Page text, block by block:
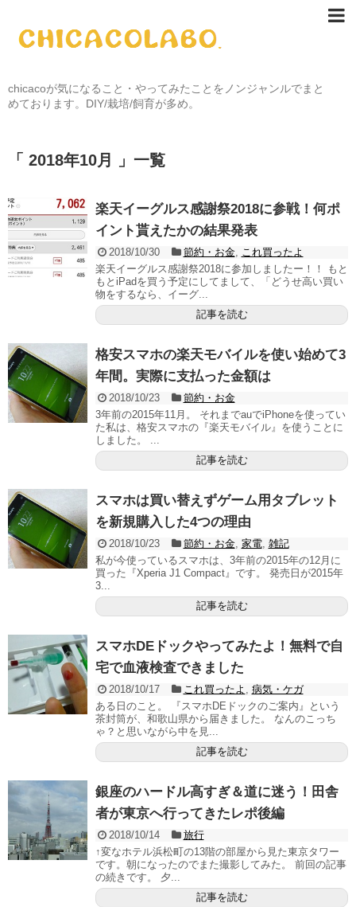
chicacoが気になること・やってみたことをノンジャンルでまと
めております。DIY/栽培/飼育が多め。
「 2018年10月 」一覧
楽天イーグルス感謝祭2018に参戦！何ポ
イント貰えたかの結果発表
2018/10/30 節約・お金,
これ買ったよ
楽天イーグルス感謝祭2018に参加しましたー！！ もと
もとiPadを買う予定にしてまして、「どうせ高い買い
物をするなら、イーグ...
記事を読む
格安スマホの楽天モバイルを使い始めて3
年間。実際に支払った金額は
2018/10/23
節約・お金
3年前の2015年11月。 それまでauでiPhoneを使ってい
た私は、格安スマホの『楽天モバイル』を使うことに
しました。 ...
記事を読む
スマホは買い替えずゲーム用タブレット
を新規購入した4つの理由
2018/10/23 節約・お金, 家電, 雑記
私が今使っているスマホは、3年前の2015年の12月に
買った『Xperia J1 Compact』です。 発売日が2015年
3...
記事を読む
スマホDEドックやってみたよ！無料で自
宅で血液検査できました
2018/10/17 これ買ったよ
病気・ケガ
ある日のこと。 『スマホDEドックのご案内』という
茶封筒が、和歌山県から届きました。 なんのこっち
ゃ？と思いながら中を見...
記事を読む
銀座のハードル高すぎ＆道に迷う！田舎
者が東京へ行ってきたレポ後編
2018/10/14
旅行
↑変なホテル浜松町の13階の部屋から見た東京タワー
です。朝になったのでまた撮影してみた。 前回の記事
の続きです。 夕...
記事を読む